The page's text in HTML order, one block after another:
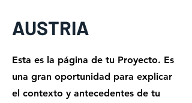
AUSTRIA
Esta es la página de tu Proyecto. Es
una gran oportunidad para explicar
el contexto y antecedentes de tu